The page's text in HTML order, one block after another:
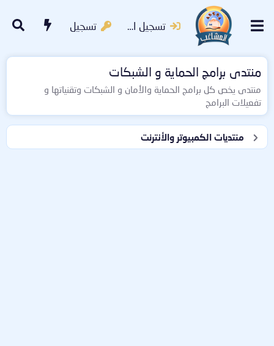
تسجيل الدخول تسجيل
منتدى برامج الحماية و الشبكات
منتدى يخص كل برامج الحماية والأمان و الشبكات وتقنياتها و
تفعيلات البرامج
منتديات الكمبيوتر والأنترنت